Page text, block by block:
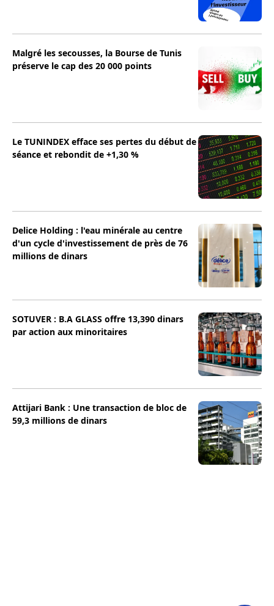
Malgré les secousses, la Bourse de Tunis
préserve le cap des 20 000 points
Le TUNINDEX efface ses pertes du début de
séance et rebondit de +1,30 %
Delice Holding : l'eau minérale au centre
d'un cycle d'investissement de près de 76
millions de dinars
SOTUVER : B.A GLASS offre 13,390 dinars
par action aux minoritaires
Attijari Bank : Une transaction de bloc de
59,3 millions de dinars